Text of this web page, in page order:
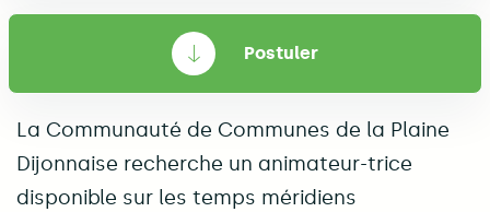
Postuler
La Communauté de Communes de la Plaine
Dijonnaise recherche un animateur-trice
disponible sur les temps méridiens